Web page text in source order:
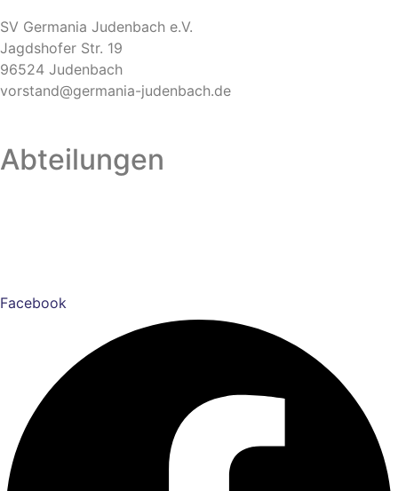
SV Germania Judenbach e.V.
Jagdshofer Str. 19
96524 Judenbach
vorstand@germania-judenbach.de
Abteilungen
Facebook